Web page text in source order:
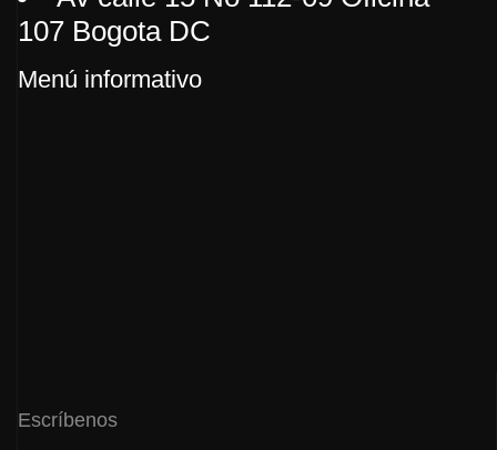
107 Bogota DC
Menú informativo
Escríbenos